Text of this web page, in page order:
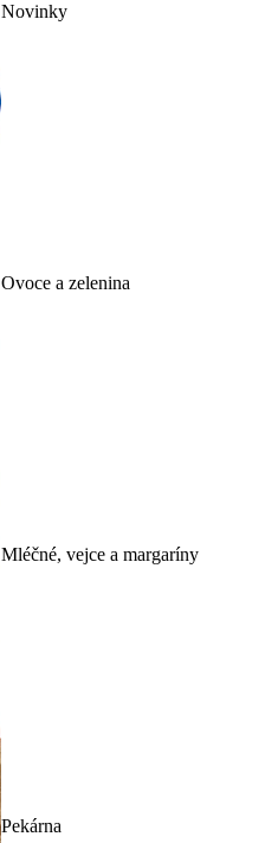
Novinky
Ovoce a zelenina
Mléčné, vejce a margaríny
Pekárna